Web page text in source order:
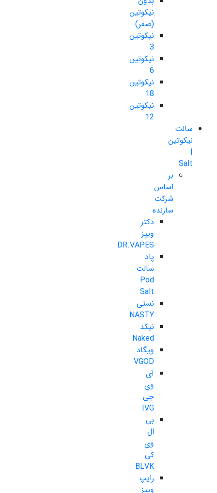
نیکوتین
(صفر)
نیکوتین
3
نیکوتین
6
نیکوتین
18
نیکوتین
12
سالت
نیکوتین
|
Salt
بر
اساس
شرکت
سازنده
دکتر
ویپز
DR.VAPES
پاد
سالت
Pod
Salt
نستی
NASTY
نیکد
Naked
ویگاد
VGOD
آی
وی
جی
IVG
بی
ال
وی
کی
BLVK
رایپ
ویپز